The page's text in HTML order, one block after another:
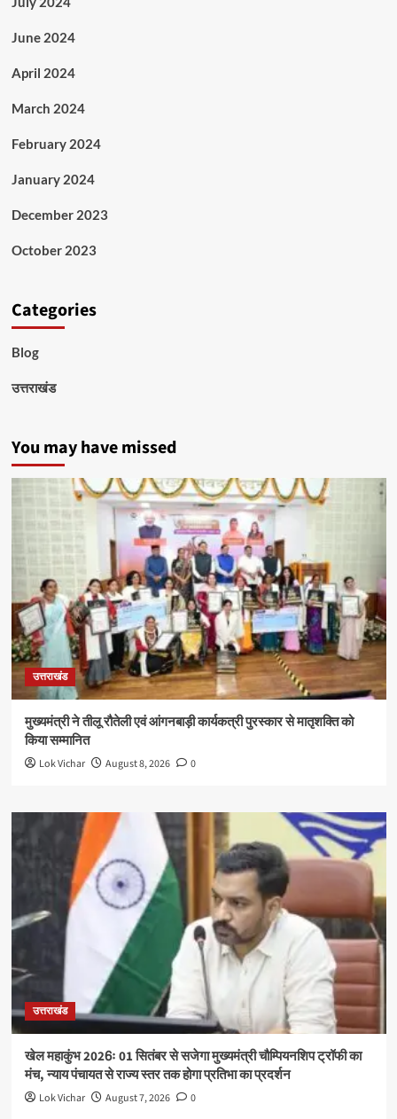
June 2024
April 2024
March 2024
February 2024
January 2024
December 2023
October 2023
Categories
Blog
उत्तराखंड
You may have missed
उत्तराखंड
मुख्यमंत्री ने तीलू रौतेली एवं आंगनबाड़ी कार्यकत्री पुरस्कार से मातृशक्ति को
किया सम्मानित
Lok Vichar August 8, 2026 0
उत्तराखंड
खेल महाकुंभ 2026ः 01 सितंबर से सजेगा मुख्यमंत्री चौम्पियनशिप ट्रॉफी का
मंच, न्याय पंचायत से राज्य स्तर तक होगा प्रतिभा का प्रदर्शन
Lok Vichar August 7, 2026 0